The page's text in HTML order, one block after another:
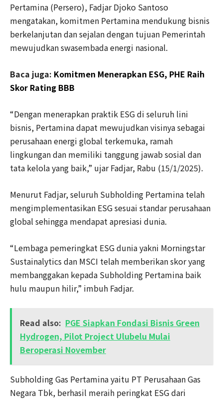
Pertamina (Persero), Fadjar Djoko Santoso
mengatakan, komitmen Pertamina mendukung bisnis
berkelanjutan dan sejalan dengan tujuan Pemerintah
mewujudkan swasembada energi nasional.
Baca juga: Komitmen Menerapkan ESG, PHE Raih
Skor Rating BBB
“Dengan menerapkan praktik ESG di seluruh lini
bisnis, Pertamina dapat mewujudkan visinya sebagai
perusahaan energi global terkemuka, ramah
lingkungan dan memiliki tanggung jawab sosial dan
tata kelola yang baik,” ujar Fadjar, Rabu (15/1/2025).
Menurut Fadjar, seluruh Subholding Pertamina telah
mengimplementasikan ESG sesuai standar perusahaan
global sehingga mendapat apresiasi dunia.
“Lembaga pemeringkat ESG dunia yakni Morningstar
Sustainalytics dan MSCI telah memberikan skor yang
membanggakan kepada Subholding Pertamina baik
hulu maupun hilir,” imbuh Fadjar.
Read also: PGE Siapkan Fondasi Bisnis Green
Hydrogen, Pilot Project Ulubelu Mulai
Beroperasi November
Subholding Gas Pertamina yaitu PT Perusahaan Gas
Negara Tbk, berhasil meraih peringkat ESG dari